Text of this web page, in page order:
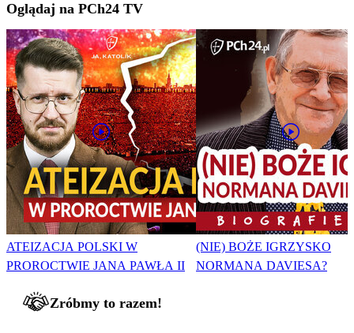
Oglądaj na PCh24 TV
ATEIZACJA POLSKI W
PROROCTWIE JANA PAWŁA II
(NIE) BOŻE IGRZYSKO
NORMANA DAVIESA?
Zróbmy to razem!